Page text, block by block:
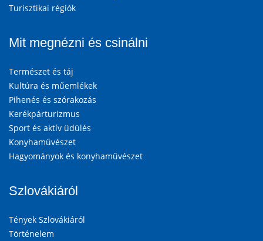
Turisztikai régiók
Mit megnézni és csinálni
Természet és táj
Kultúra és műemlékek
Pihenés és szórakozás
Kerékpárturizmus
Sport és aktív üdülés
Konyhaművészet
Hagyományok és konyhaművészet
Szlovákiáról
Tények Szlovákiáról
Történelem